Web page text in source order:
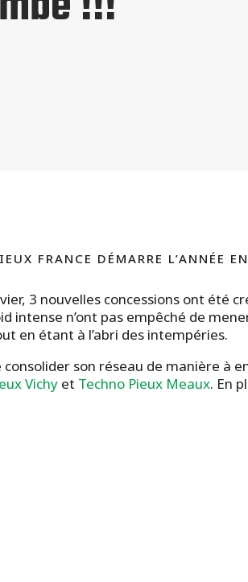
FRANCE DÉMARRE L’ANNÉE
3 nouvelles concessions ont
intense n’ont pas empêché de
en étant à l’abri des intempéries.
son réseau de manière à
Vichy et Techno Pieux Meaux. En